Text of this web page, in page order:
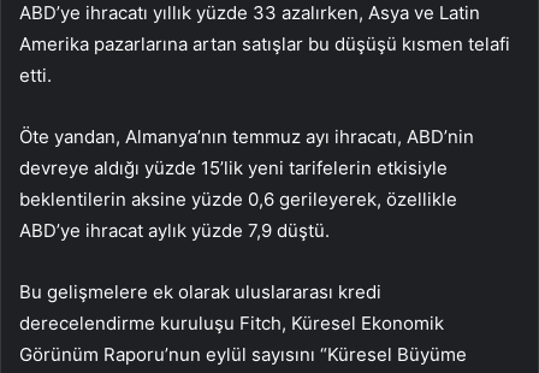
ABD’ye ihracatı yıllık yüzde 33 azalırken, Asya ve Latin
Amerika pazarlarına artan satışlar bu düşüşü kısmen telafi
etti.
Öte yandan, Almanya’nın temmuz ayı ihracatı, ABD’nin
devreye aldığı yüzde 15’lik yeni tarifelerin etkisiyle
beklentilerin aksine yüzde 0,6 gerileyerek, özellikle
ABD’ye ihracat aylık yüzde 7,9 düştü.
Bu gelişmelere ek olarak uluslararası kredi
derecelendirme kuruluşu Fitch, Küresel Ekonomik
Görünüm Raporu’nun eylül sayısını “Küresel Büyüme